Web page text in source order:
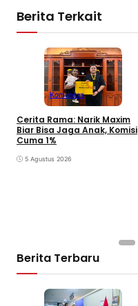
Berita Terkait
Komunitas
Cerita Rama: Narik Maxim
Biar Bisa Jaga Anak, Komisi
Cuma 1%
5 Agustus 2026
Berita Terbaru